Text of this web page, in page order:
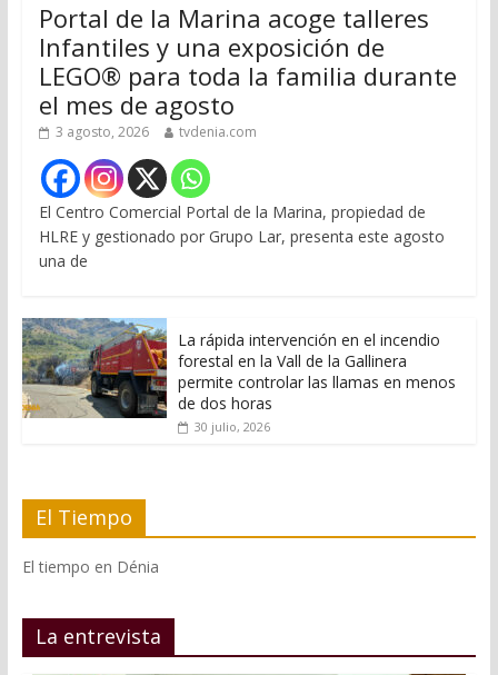
Portal de la Marina acoge talleres
Infantiles y una exposición de
LEGO® para toda la familia durante
el mes de agosto
3 agosto, 2026 tvdenia.com
El Centro Comercial Portal de la Marina, propiedad de
HLRE y gestionado por Grupo Lar, presenta este agosto
una de
La rápida intervención en el incendio
forestal en la Vall de la Gallinera
permite controlar las llamas en menos
de dos horas
30 julio, 2026
El Tiempo
El tiempo en Dénia
La entrevista